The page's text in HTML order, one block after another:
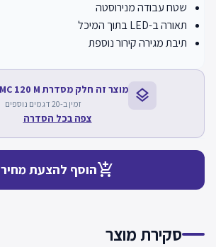
שטח עבודה מנירוסטה
תאורה ב-LED בתוך המיכל
תיבת מגירה קירור נוספת
layers מוצר זה חלק מסדרת Missouri MC 120 M
זמין ב-20 דגמים נוספים
צפה בכל הסדרה
add_shopping_cartהוסף להצעת מחיר
סקירת מוצר